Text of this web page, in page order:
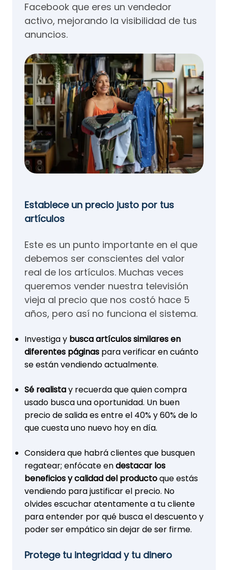
Facebook que eres un vendedor
activo, mejorando la visibilidad de tus
anuncios.
Establece un precio justo por tus
artículos
Este es un punto importante en el que
debemos ser conscientes del valor
real de los artículos. Muchas veces
queremos vender nuestra televisión
vieja al precio que nos costó hace 5
años, pero así no funciona el sistema.
Investiga y busca artículos similares en
diferentes páginas para verificar en cuánto
se están vendiendo actualmente.
Sé realistay recuerda que quien compra
usado busca una oportunidad. Un buen
precio de salida es entre el 40% y 60% de lo
que cuesta uno nuevo hoy en día.
Considera que habrá clientes que busquen
regatear; enfócate endestacar los
beneficios y calidad del productoque estás
vendiendo para justificar el precio. No
olvides escuchar atentamente a tu cliente
para entender por qué busca el descuento y
poder ser empático sin dejar de ser firme.
Protege tu integridad y tu dinero